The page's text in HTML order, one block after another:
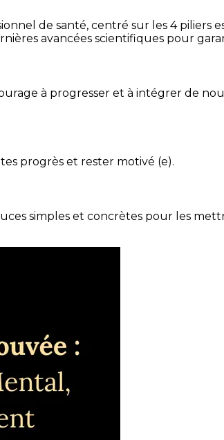
de santé, centré sur les 4 piliers
avancées scientifiques pour
à progresser et à intégrer de
progrès et rester motivé (e).
simples et concrètes pour les